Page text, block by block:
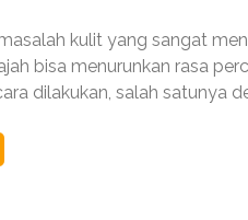
Memilih
Sabun
Muka
Untuk
kulit yang sangat
bisa menurunkan rasa
dilakukan, salah satunya